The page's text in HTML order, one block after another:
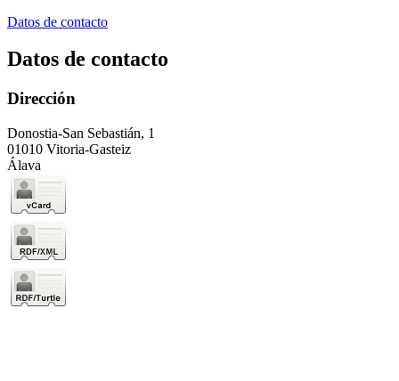
Datos de contacto
Datos de contacto
Dirección
Donostia-San Sebastián, 1
01010 Vitoria-Gasteiz
Álava